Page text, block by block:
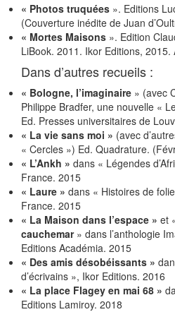
« Photos truquées ». Editions
(Couverture inédite de Juan
« Mortes Maisons ». Edition
LiBook. 2011. Ikor Editions, 2015.
Dans d’autres recueils :
« Bologne, l’imaginaire » (avec
Philippe Bradfer, une nouvelle «
Ed. Presses universitaires de
« La vie sans moi » (avec
« Cercles ») Ed. Quadrature.
« L’Ankh » dans « Légendes
France. 2015
« Laure » dans « Histoires de
France. 2015
« La Maison dans l’espace » et
cauchemar» dans l’anthologie
Editions Académia. 2015
« Des amis désobéissants »
d’écrivains », Ikor Editions. 2016
« La place Flagey en mai 68 »
Editions Lamiroy. 2018